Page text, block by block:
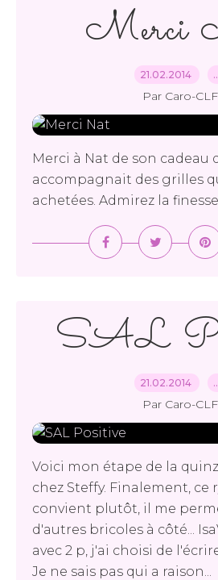
Merci
21.02.2014
Par Caro-CLF
Merci à Nat de son cadeau
accompagnait des grilles
achetées. Admirez la
SAL
21.02.2014
Par Caro-CLF
Voici mon étape de la
chez Steffy. Finalement,
convient plutôt, il me
d'autres bricoles à côté...
avec 2 p, j'ai choisi de
Je ne sais pas qui a raison...